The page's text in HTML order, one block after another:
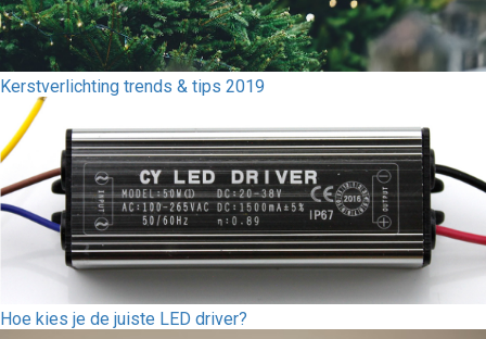
Kerstverlichting trends & tips 2019
Hoe kies je de juiste LED driver?